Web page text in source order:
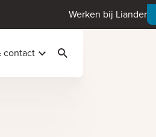
Werken bij Liander
contact Zoeken